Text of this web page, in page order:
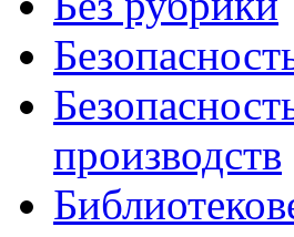
производств